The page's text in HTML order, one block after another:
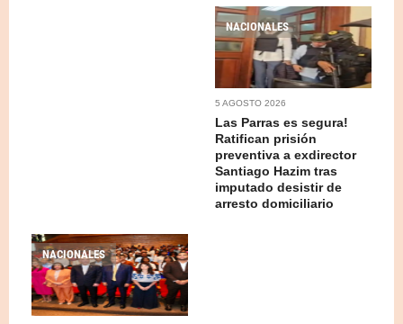
NACIONALES
5 AGOSTO 2026
Las Parras es segura!
Ratifican prisión
preventiva a exdirector
Santiago Hazim tras
imputado desistir de
arresto domiciliario
NACIONALES